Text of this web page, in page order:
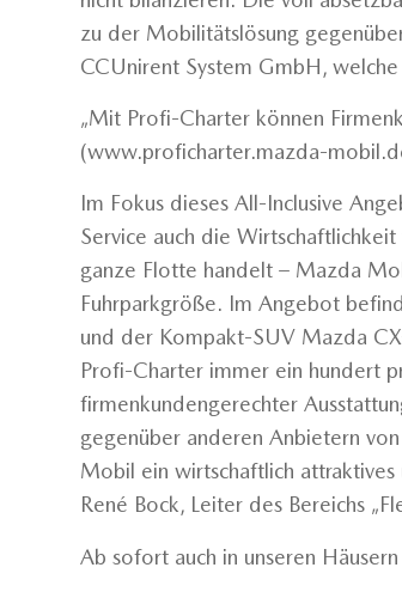
zu der Mobilitätslösung
CCUnirent System GmbH,
„Mit Profi-Charter können
(www.proficharter.mazda-
Im Fokus dieses All-Inclusive
Service auch die
ganze Flotte handelt – Mazda
Fuhrparkgröße. Im Angebot
und der Kompakt-SUV Mazda
Profi-Charter immer ein hundert
firmenkundengerechter
gegenüber anderen Anbietern
Mobil ein wirtschaftlich attraktives
René Bock, Leiter des Bereichs
Ab sofort auch in unseren